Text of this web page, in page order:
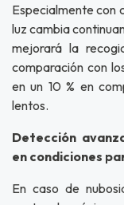
Especialmente con
luz cambia
mejorará la
comparación con
en un 10 % en
lentos.
Detección
en condiciones
En caso de